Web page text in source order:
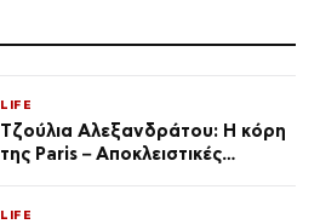
LIFE
Τζούλια Αλεξανδράτου: Η κόρη
της Paris – Αποκλειστικές
LIFE